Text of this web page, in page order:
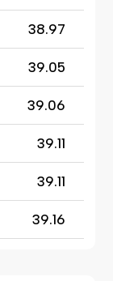
38.97
39.05
39.06
39.11
39.11
39.16